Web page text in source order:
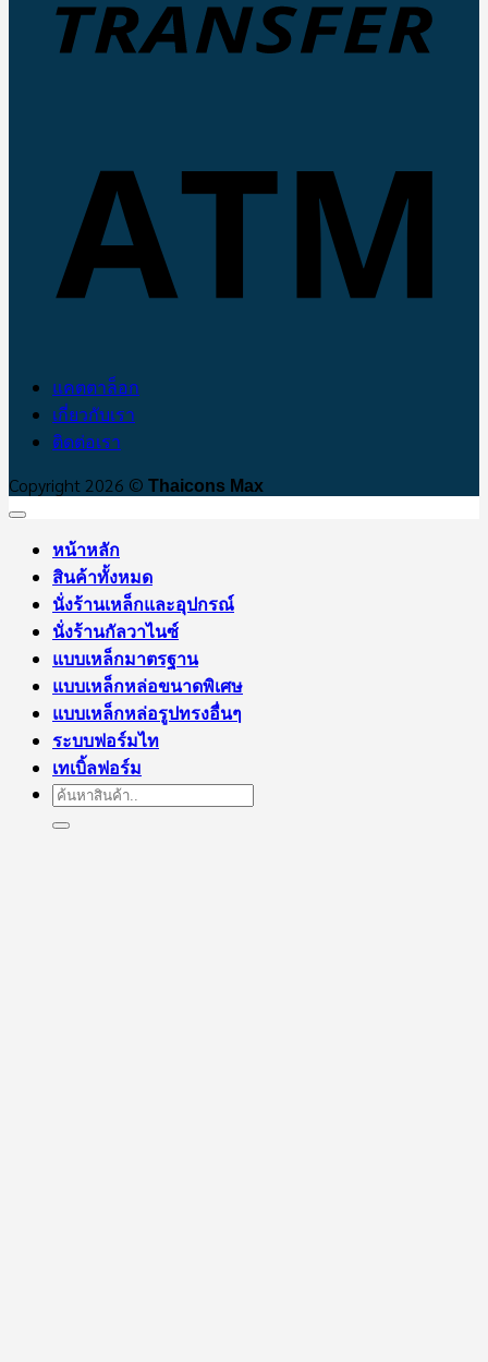
แคตตาล็อก
เกี่ยวกับเรา
ติดต่อเรา
Copyright 2026 © Thaicons Max
หน้าหลัก
สินค้าทั้งหมด
นั่งร้านเหล็กและอุปกรณ์
นั่งร้านกัลวาไนซ์
แบบเหล็กมาตรฐาน
แบบเหล็กหล่อขนาดพิเศษ
แบบเหล็กหล่อรูปทรงอื่นๆ
ระบบฟอร์มไท
เทเบิ้ลฟอร์ม
Search
for: